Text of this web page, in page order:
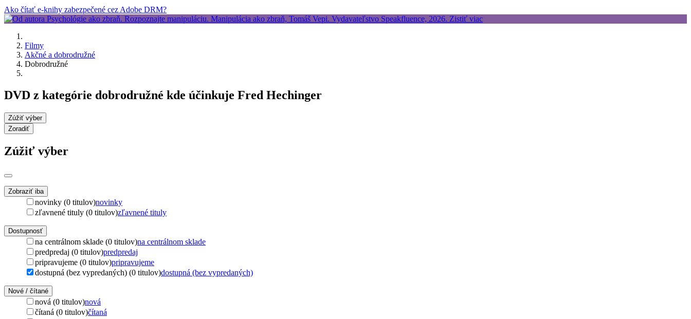
Ako čítať e-knihy zabezpečené cez Adobe DRM?
Filmy
Akčné a dobrodružné
Dobrodružné
DVD z kategórie dobrodružné kde účinkuje Fred Hechinger
Zúžiť výber
Zoradiť
Zúžiť výber
Zobraziť iba
novinky (0 titulov)novinky
zľavnené tituly (0 titulov)zľavnené tituly
Dostupnosť
na centrálnom sklade (0 titulov)na centrálnom sklade
predpredaj (0 titulov)predpredaj
pripravujeme (0 titulov)pripravujeme
dostupná (bez vypredaných) (0 titulov)dostupná (bez vypredaných)
Nové / čítané
nová (0 titulov)nová
čítaná (0 titulov)čítaná